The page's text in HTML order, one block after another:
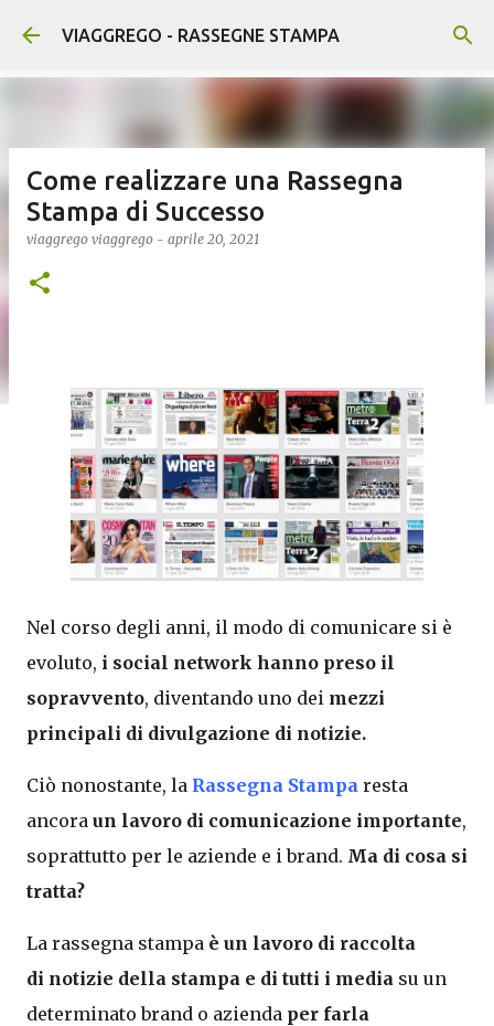
Passa ai contenuti principali
VIAGGREGO - RASSEGNE STAMPA
Come realizzare una Rassegna
Stampa di Successo
viaggrego viaggrego - aprile 20, 2021
Nel corso degli anni, il modo di comunicare si è
evoluto, i social network hanno preso il
sopravvento, diventando uno dei mezzi
principali di divulgazione di notizie.
Ciò nonostante, la Rassegna Stampa resta
ancora un lavoro di comunicazione importante,
soprattutto per le aziende e i brand. Ma di cosa si
tratta?
La rassegna stampa è un lavoro di raccolta
di notizie della stampa e di tutti i media su un
determinato brand o azienda per farla